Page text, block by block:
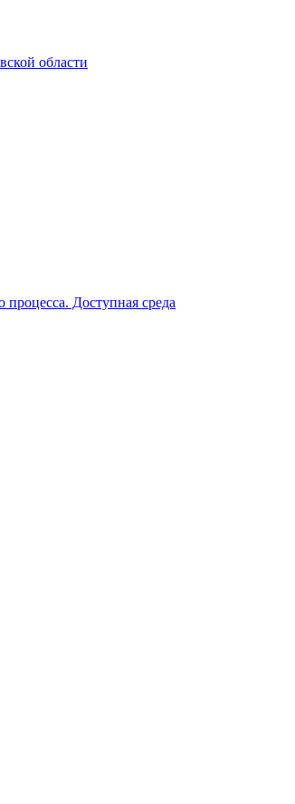
области
процесса. Доступная среда